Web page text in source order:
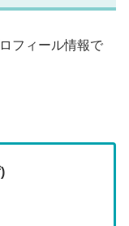
フィール情報で